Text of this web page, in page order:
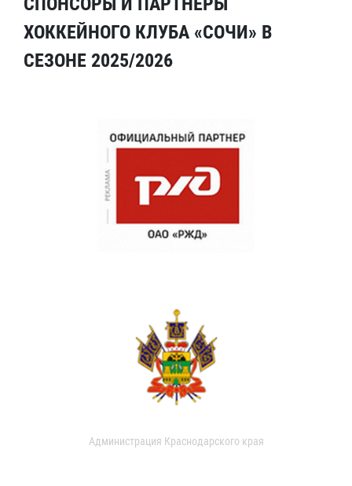
ХОККЕЙНОГО КЛУБА «СОЧИ» В
СЕЗОНЕ 2025/2026
Администрация Краснодарского края